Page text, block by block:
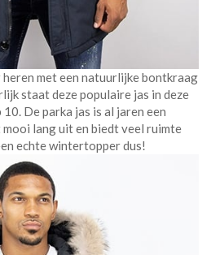
met een natuurlijke bontkraag
staat deze populaire jas in deze
De parka jas is al jaren een
lang uit en biedt veel ruimte
echte wintertopper dus!